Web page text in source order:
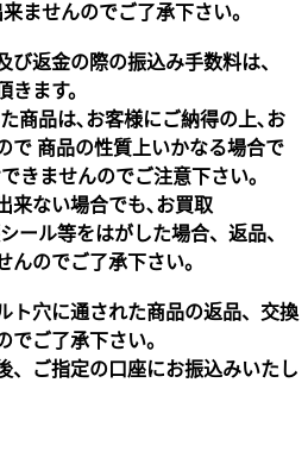
ませんのでご了承下さい。
返金の際の振込み手数料は、
ます。
商品は､お客様にご納得の上､お
で 商品の性質上いかなる場合で
きませんのでご注意下さい｡
来ない場合でも､お買取
ール等をはがした場合、返品、
んのでご了承下さい。
ト穴に通された商品の返品、交換
でご了承下さい。
、ご指定の口座にお振込みいたし